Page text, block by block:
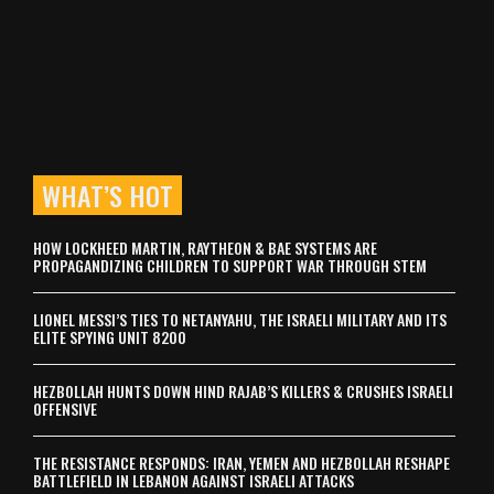
WHAT’S HOT
HOW LOCKHEED MARTIN, RAYTHEON & BAE SYSTEMS ARE
PROPAGANDIZING CHILDREN TO SUPPORT WAR THROUGH STEM
LIONEL MESSI’S TIES TO NETANYAHU, THE ISRAELI MILITARY AND ITS
ELITE SPYING UNIT 8200
HEZBOLLAH HUNTS DOWN HIND RAJAB’S KILLERS & CRUSHES ISRAELI
OFFENSIVE
THE RESISTANCE RESPONDS: IRAN, YEMEN AND HEZBOLLAH RESHAPE
BATTLEFIELD IN LEBANON AGAINST ISRAELI ATTACKS